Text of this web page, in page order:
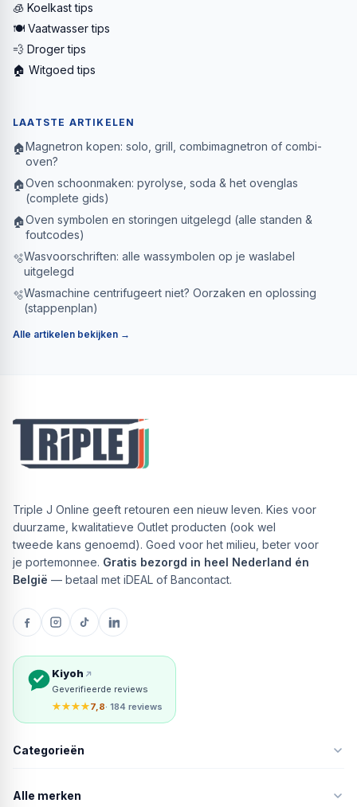
🧊 Koelkast tips
🍽️ Vaatwasser tips
💨 Droger tips
🏠 Witgoed tips
LAATSTE ARTIKELEN
🏠Magnetron kopen: solo, grill, combimagnetron of combi-
oven?
🏠Oven schoonmaken: pyrolyse, soda & het ovenglas
(complete gids)
🏠Oven symbolen en storingen uitgelegd (alle standen &
foutcodes)
🫧Wasvoorschriften: alle wassymbolen op je waslabel
uitgelegd
🫧Wasmachine centrifugeert niet? Oorzaken en oplossing
(stappenplan)
Alle artikelen bekijken →
Triple J Online geeft retouren een nieuw leven. Kies voor
duurzame, kwalitatieve Outlet producten (ook wel
tweede kans genoemd). Goed voor het milieu, beter voor
je portemonnee. Gratis bezorgd in heel Nederland én
België — betaal met iDEAL of Bancontact.
Kiyoh
Geverifieerde reviews
★★★★7,8· 184 reviews
Categorieën
Alle merken